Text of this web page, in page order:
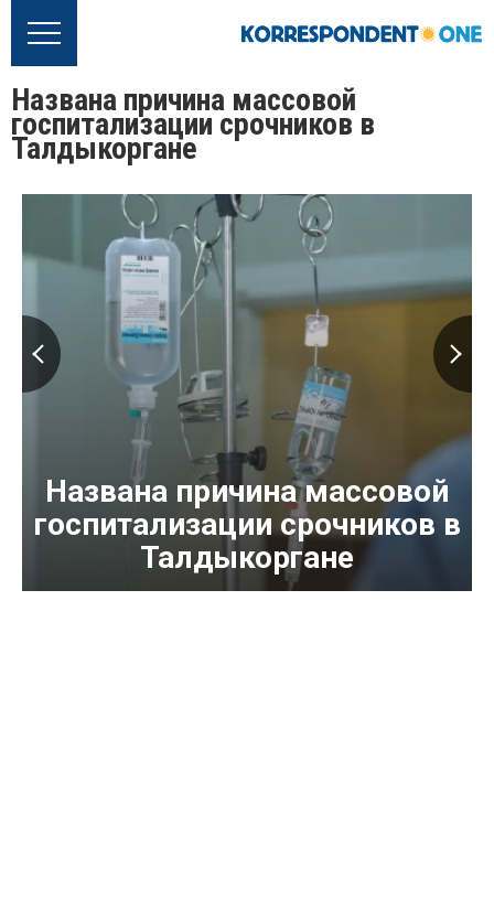
Названа причина массовой
госпитализации срочников в
Талдыкоргане
Названа причина массовой
госпитализации срочников в
Талдыкоргане